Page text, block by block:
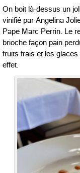
On boit là-dessus un
vinifié par Angelina
Pape Marc Perrin. Le
brioche façon pain
fruits frais et les glaces
effet.